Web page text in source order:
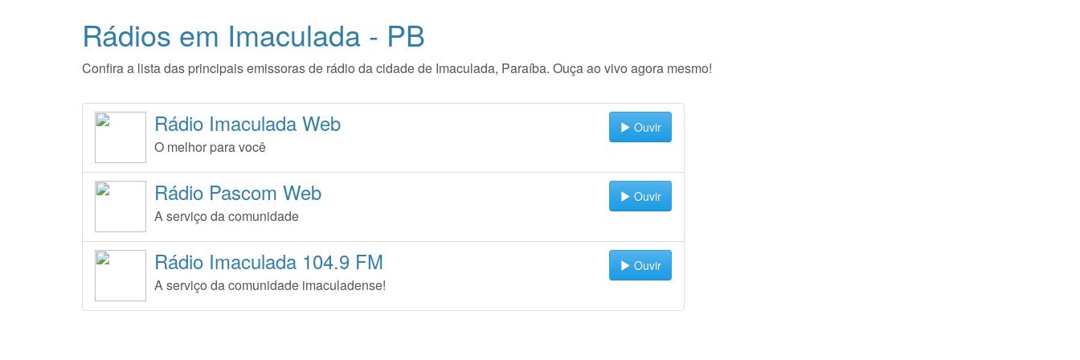
Rádios em Imaculada - PB
Confira a lista das principais emissoras de rádio da cidade de Imaculada, Paraíba. Ouça ao vivo agora mesmo!
Ouvir
Rádio Imaculada Web
O melhor para você
Ouvir
Rádio Pascom Web
A serviço da comunidade
Ouvir
Rádio Imaculada 104.9 FM
A serviço da comunidade imaculadense!